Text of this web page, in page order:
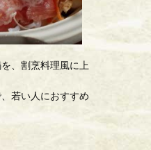
、割烹料理風に上
若い人におすすめ